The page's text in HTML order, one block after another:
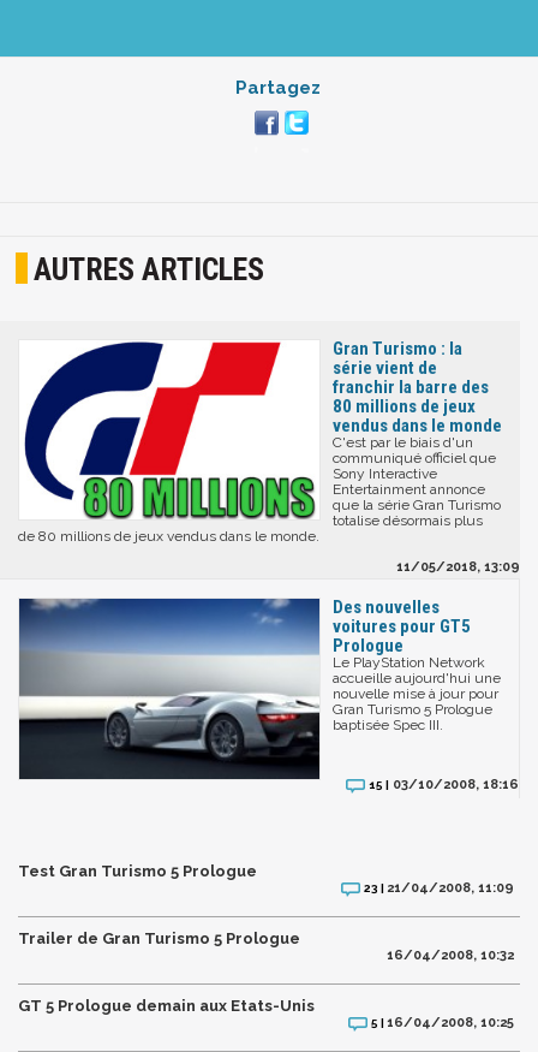
Partagez
AUTRES ARTICLES
Gran Turismo : la
série vient de
franchir la barre des
80 millions de jeux
vendus dans le monde
C'est par le biais d'un
communiqué officiel que
Sony Interactive
Entertainment annonce
que la série Gran Turismo
totalise désormais plus
de 80 millions de jeux vendus dans le monde.
11/05/2018, 13:09
Des nouvelles
voitures pour GT5
Prologue
Le PlayStation Network
accueille aujourd'hui une
nouvelle mise à jour pour
Gran Turismo 5 Prologue
baptisée Spec III.
15 | 03/10/2008, 18:16
Test Gran Turismo 5 Prologue
23 | 21/04/2008, 11:09
Trailer de Gran Turismo 5 Prologue
16/04/2008, 10:32
GT 5 Prologue demain aux Etats-Unis
5 |16/04/2008, 10:25